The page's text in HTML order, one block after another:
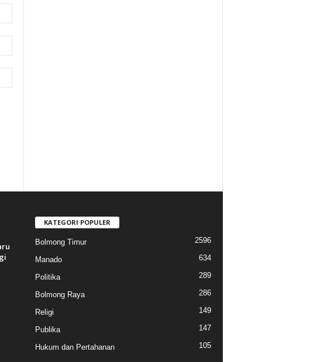
KATEGORI POPULER
Bolmong Timur 2596
Manado 634
Politika 289
Bolmong Raya 286
Religi 149
Publika 147
Hukum dan Pertahanan 105